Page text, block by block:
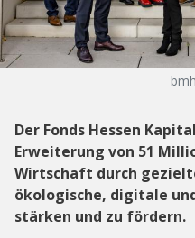
Der Fonds Hessen
Erweiterung von 51
Wirtschaft durch
ökologische, digitale
stärken und zu fördern.